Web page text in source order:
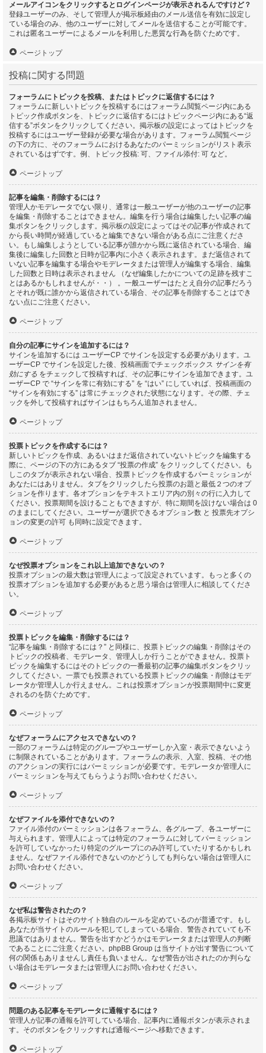
メールアイコンをクリックするとログインページが表示されるんですけど？
登録ユーザーのみ、そして管理人が掲示板経由のメール送信を有効に設定し
ている場合のみ、他のユーザーに対してメールを送信することが可能です。
これは匿名ユーザーによるメールを利用した悪質な行為を防ぐためです。
ページトップ
投稿に関する問題
フォーラムにトピックを投稿、またはトピックに返信するには？
フォーラムに新しいトピックを投稿するにはフォーラム閲覧ページ内にある
トピック作成ボタンを、トピックに返信するにはトピックページ内にある“返
信する”ボタンをクリックしてください。掲示板の設定によってはトピックを
投稿するにはユーザー登録が必要な場合があります。フォーラム閲覧ページ
の下の方に、そのフォーラムにおけるあなたのパーミッションがリスト表示
されているはずです。例、トピック投稿: 可、ファイル添付: 可 など。
ページトップ
記事を編集・削除するには？
管理人かモデレータでない限り、通常は一般ユーザーが他のユーザーの記事
を編集・削除することはできません。編集を行う場合は編集したい記事の編
集ボタンをクリックします。掲示板の設定によってはその記事が作成されて
から長い時間が経過していると編集できない場合がある点にご注意くださ
い。もし編集しようとしている記事が誰かから既に返信されている場合、編
集後に編集した回数と日時が記事内に小さく表示されます。まだ返信されて
いない記事を編集する場合やモデレータまたは管理人が編集する場合、編集
した回数と日時は表示されません （なぜ編集したかについての足跡を残すこ
とはあるかもしれませんが・・） 。一般ユーザーはたとえ自分の記事だろう
とそれが既に誰かから返信されている場合、その記事を削除することはでき
ない点にご注意ください。
ページトップ
自分の記事にサインを追加するには？
サインを追加するには ユーザーCP でサインを設定する必要があります。ユ
ーザーCP でサインを設定した後、投稿画面でチェックボックス サインを有
効にする をチェックして投稿すれば、その記事にサインを追加できます。ユ
ーザーCP で “サインを常に有効にする” を “はい” にしていれば、投稿画面の
“サインを有効にする” は常にチェックされた状態になります。その際、チェ
ックを外して投稿すればサインはもちろん追加されません。
ページトップ
投票トピックを作成するには？
新しいトピックを作成、あるいはまだ返信されていないトピックを編集する
際に、ページの下の方にあるタブ “投票の作成” をクリックしてください。も
しこのタブが表示されない場合、投票トピックを作成するパーミッションが
あなたにはありません。タブをクリックしたら投票のお題と最低２つのオプ
ションを作ります。各オプションをテキストエリア内の別々の行に入力して
ください。投票期間を設けることもできますが、特に期間を設けない場合は 0
のままにしてください。ユーザーが選択できるオプション数 と 投票先オプシ
ョンの変更の許可 も同時に設定できます。
ページトップ
なぜ投票オプションをこれ以上追加できないの？
投票オプションの最大数は管理人によって設定されています。もっと多くの
投票オプションを追加する必要があると思う場合は管理人に相談してくださ
い。
ページトップ
投票トピックを編集・削除するには？
“記事を編集・削除するには？” と同様に、投票トピックの編集・削除はその
トピックの投稿者、モデレータ、管理人しか行うことができません。投票ト
ピックを編集するにはそのトピックの一番最初の記事の編集ボタンをクリッ
クしてください。一票でも投票されている投票トピックの編集・削除はモデ
レータか管理人しか行えません。これは投票オプションが投票期間中に変更
されるのを防ぐためです。
ページトップ
なぜフォーラムにアクセスできないの？
一部のフォーラムは特定のグループやユーザーしか入室・表示できないよう
に制限されていることがあります。フォーラムの表示、入室、投稿、その他
のアクションの実行にはパーミッションが必要です。モデレータか管理人に
パーミッションを与えてもらうようお問い合わせください。
ページトップ
なぜファイルを添付できないの？
ファイル添付のパーミッションは各フォーラム、各グループ、各ユーザーに
与えられます。管理人によっては特定のフォーラムに対してパーミッション
を許可していなかったり特定のグループにのみ許可していたりするかもしれ
ません。なぜファイル添付できないのかどうしても判らない場合は管理人に
お問い合わせください。
ページトップ
なぜ私は警告されたの？
各掲示板サイトはそのサイト独自のルールを定めているのが普通です。もし
あなたが当サイトのルールを犯してしまっている場合、警告されていても不
思議ではありません。警告を出すかどうかはモデレータまたは管理人の判断
であることにご注意ください。phpBB Group は当サイトが出す警告について
何の関係もありませんし責任も負いません。なぜ警告が出されたのか判らな
い場合はモデレータまたは管理人にお問い合わせください。
ページトップ
問題のある記事をモデレータに通報するには？
管理人が記事の通報を許可している場合、記事内に通報ボタンが表示されま
す。そのボタンをクリックすれば通報ページへ移動できます。
ページトップ